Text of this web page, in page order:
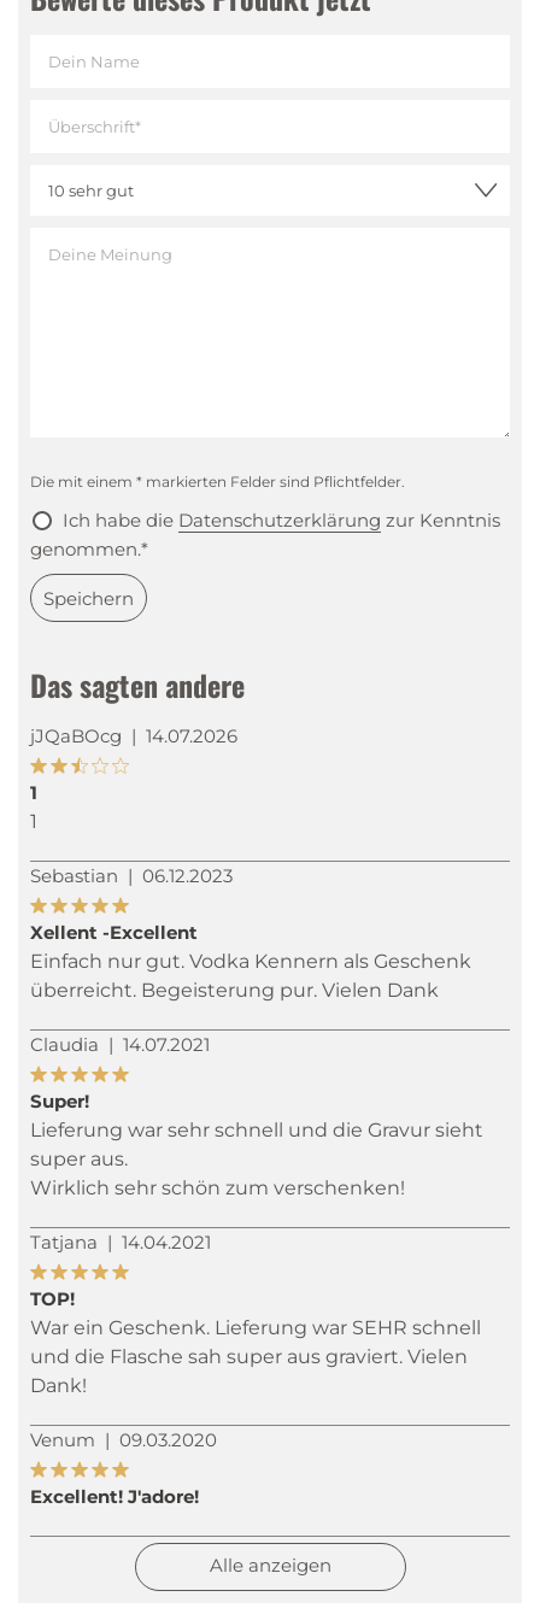
Tasting Notes
leichte Roggenwürze, frischer abgerundeter
Eleganter, balancierter Auftakt, erst
Das sagten andere
jJQaBOcg | 14.07.2026
1
1
Sebastian | 06.12.2023
Xellent -Excellent
Einfach nur gut. Vodka Kennern als Geschenk
überreicht. Begeisterung pur. Vielen Dank
Claudia | 14.07.2021
Super!
Lieferung war sehr schnell und die Gravur sieht
super aus.
Wirklich sehr schön zum verschenken!
Tatjana | 14.04.2021
TOP!
War ein Geschenk. Lieferung war SEHR schnell
und die Flasche sah super aus graviert. Vielen
Dank!
Venum | 09.03.2020
Excellent! J'adore!
Alle anzeigen
Die mit einem * markierten Felder sind Pflichtfelder.
Ich habe die Datenschutzerklärung zur Kenntnis
genommen.*
Speichern